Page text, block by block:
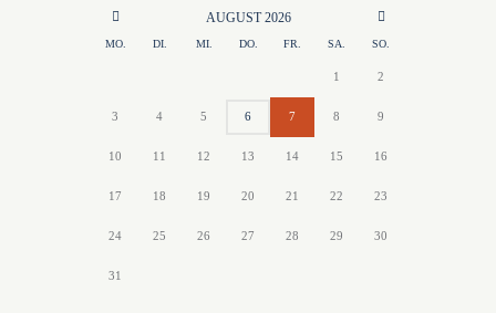
AUGUST2026
MO. DI. MI. DO. FR. SA. SO.
1 2
3 4 5 6 7 8 9
10 11 12 13 14 15 16
17 18 19 20 21 22 23
24 25 26 27 28 29 30
31